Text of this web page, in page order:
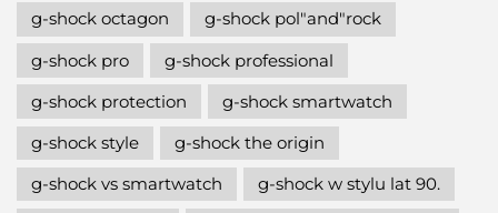
g-shock octagon
g-shock pol"and"rock
g-shock pro
g-shock professional
g-shock protection
g-shock smartwatch
g-shock style
g-shock the origin
g-shock vs smartwatch
g-shock w stylu lat 90.